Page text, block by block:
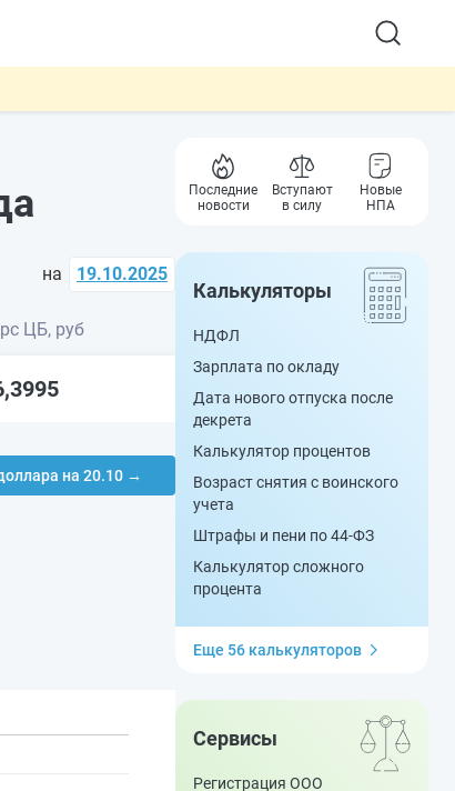
на 19.10.2025
ЦБ, руб
на 20.10 →
Последние
новости
Вступают
в силу
Новые
НПА
Калькуляторы
НДФЛ
Зарплата по окладу
Дата нового отпуска после
декрета
Калькулятор процентов
Возраст снятия с воинского
учета
Штрафы и пени по 44-ФЗ
Калькулятор сложного
процента
Еще 56 калькуляторов
Сервисы
Регистрация ООО